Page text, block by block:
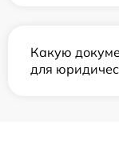
Какую
для